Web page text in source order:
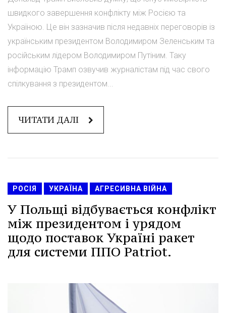
швидкого завершення конфлікту між Росією та
Україною. Це він зазначив після недавніх переговорів із
українським президентом Володимиром Зеленським та
російським лідером Володимиром Путіним. Таку
інформацію Трамп озвучив журналістам під час свого
спілкування з президентом...
ЧИТАТИ ДАЛІ
РОСІЯ УКРАЇНА АГРЕСИВНА ВІЙНА
У Польщі відбувається конфлікт
між президентом і урядом
щодо поставок Україні ракет
для системи ППО Patriot.